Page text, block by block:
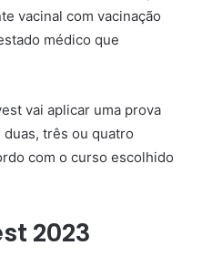
vacinal com vacinação
médico que
vai aplicar uma prova
três ou quatro
com o curso escolhido
2023